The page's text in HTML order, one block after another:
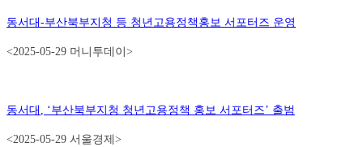
동서대 -부산북부지청 등 청년고용정책홍보 서포터즈 운영
<2025-05-29 머니투데이>
동서대 , ‘부산북부지청 청년고용정책 홍보 서포터즈’ 출범
<2025-05-29 서울경제>